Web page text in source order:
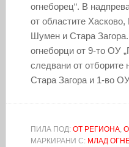
огнеборец“. В
от областите
Шумен и Стара
огнеборци от 9-то ОУ
следвани от
Стара Загора и 1-во
ПИЛА ПОД: ОТ РЕГИОНА,
МАРКИРАНИ С: МЛАД